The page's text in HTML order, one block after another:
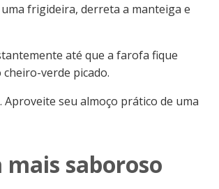
frigideira, derreta a manteiga e
até que a farofa fique
verde picado.
seu almoço prático de uma
saboroso